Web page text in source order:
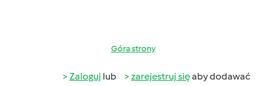
Góra strony
Zaloguj lub zarejestruj sięaby dodawać